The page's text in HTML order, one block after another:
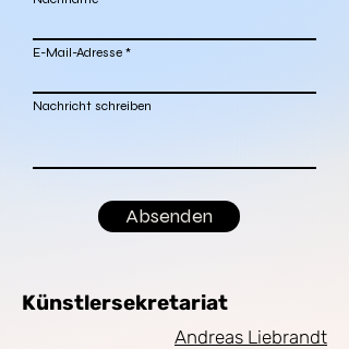
E-Mail-Adresse
Nachricht schreiben
Absenden
Künstlersekretariat
Andreas Liebrandt